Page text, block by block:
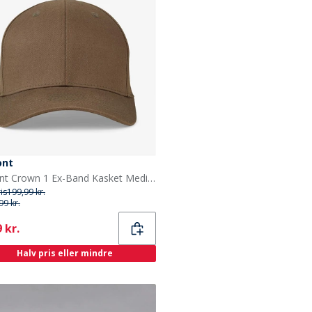
Upfront Crown 1 Ex-Band Kasket Medium Green
199,99 kr.
kr.
kr.
Halv pris eller mindre